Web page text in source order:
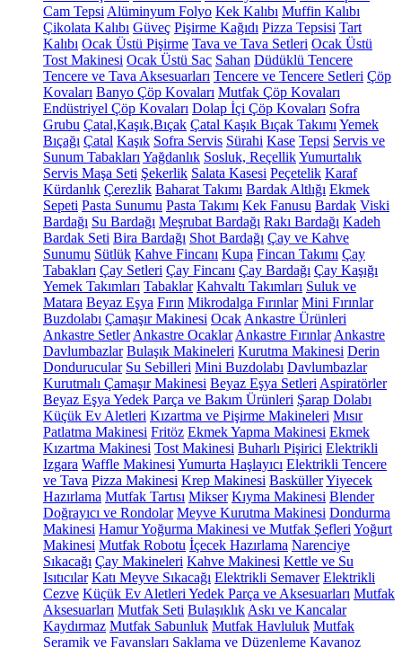
Cam Tepsi Alüminyum Folyo Kek Kalıbı Muffin Kalıbı
Çikolata Kalıbı Güveç Pişirme Kağıdı Pizza Tepsisi Tart
Kalıbı Ocak Üstü Pişirme Tava ve Tava Setleri Ocak Üstü
Tost Makinesi Ocak Üstü Sac Sahan Düdüklü Tencere
Tencere ve Tava Aksesuarları Tencere ve Tencere Setleri Çöp
Kovaları Banyo Çöp Kovaları Mutfak Çöp Kovaları
Endüstriyel Çöp Kovaları Dolap İçi Çöp Kovaları Sofra
Grubu Çatal,Kaşık,Bıçak Çatal Kaşık Bıçak Takımı Yemek
Bıçağı Çatal Kaşık Sofra Servis Sürahi Kase Tepsi Servis ve
Sunum Tabakları Yağdanlık Sosluk, ReçellikYumurtalık
Servis Maşa Seti Şekerlik Salata Kasesi Peçetelik Karaf
Kürdanlık Çerezlik Baharat Takımı Bardak Altlığı Ekmek
Sepeti Pasta Sunumu Pasta Takımı Kek Fanusu Bardak Viski
Bardağı Su Bardağı Meşrubat Bardağı Rakı Bardağı Kadeh
Bardak Seti Bira Bardağı Shot Bardağı Çay ve Kahve
Sunumu Sütlük Kahve Fincanı Kupa Fincan Takımı Çay
Tabakları Çay Setleri Çay Fincanı Çay Bardağı Çay Kaşığı
Yemek Takımları Tabaklar Kahvaltı Takımları Suluk ve
Matara Beyaz Eşya Fırın Mikrodalga Fırınlar Mini Fırınlar
Buzdolabı Çamaşır Makinesi Ocak Ankastre Ürünleri
Ankastre Setler Ankastre Ocaklar Ankastre Fırınlar Ankastre
Davlumbazlar Bulaşık Makineleri Kurutma Makinesi Derin
Dondurucular Su Sebilleri Mini Buzdolabı Davlumbazlar
Kurutmalı Çamaşır Makinesi Beyaz Eşya Setleri Aspiratörler
Beyaz Eşya Yedek Parça ve Bakım Ürünleri Şarap Dolabı
Küçük Ev Aletleri Kızartma ve Pişirme Makineleri Mısır
Patlatma Makinesi Fritöz Ekmek Yapma Makinesi Ekmek
Kızartma Makinesi Tost Makinesi Buharlı Pişirici Elektrikli
Izgara Waffle Makinesi Yumurta Haşlayıcı Elektrikli Tencere
ve Tava Pizza Makinesi Krep Makinesi BasküllerYiyecek
Hazırlama Mutfak Tartısı Mikser Kıyma Makinesi Blender
Doğrayıcı ve Rondolar Meyve Kurutma Makinesi Dondurma
Makinesi Hamur Yoğurma Makinesi ve Mutfak Şefleri Yoğurt
Makinesi Mutfak Robotu İçecek Hazırlama Narenciye
Sıkacağı Çay Makineleri Kahve Makinesi Kettle ve Su
Isıtıcılar Katı Meyve Sıkacağı Elektrikli Semaver Elektrikli
Cezve Küçük Ev Aletleri Yedek Parça ve Aksesuarları Mutfak
Aksesuarları Mutfak Seti Bulaşıklık Askı ve Kancalar
Kaydırmaz Mutfak Sabunluk Mutfak Havluluk Mutfak
Seramik ve Fayansları Saklama ve Düzenleme Kavanoz